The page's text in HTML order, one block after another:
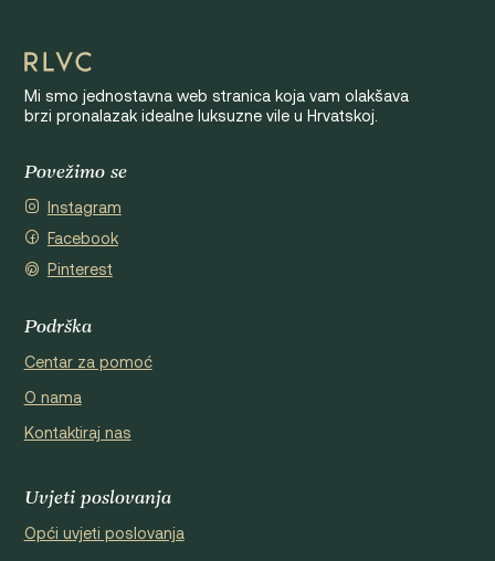
Mi smo jednostavna web stranica koja vam olakšava
brzi pronalazak idealne luksuzne vile u Hrvatskoj.
Povežimo se
Instagram
Facebook
Pinterest
Podrška
Centar za pomoć
O nama
Kontaktiraj nas
Uvjeti poslovanja
Opći uvjeti poslovanja